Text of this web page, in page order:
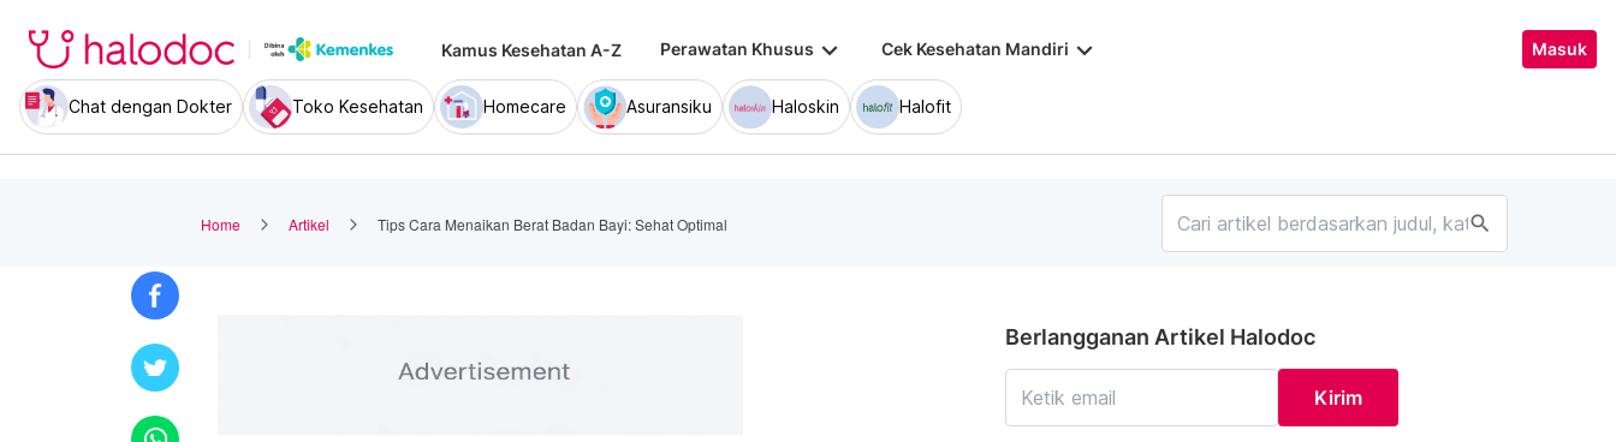
Kamus Kesehatan A-Z Perawatan Khusus keyboard_arrow_down Cek Kesehatan Mandiri keyboard_arrow_down Masuk
Chat dengan Dokter Toko Kesehatan Homecare Asuransiku Haloskin Halofit
Home Artikel Tips Cara Menaikan Berat Badan Bayi: Sehat Optimal search
Berlangganan Artikel Halodoc
Kirim